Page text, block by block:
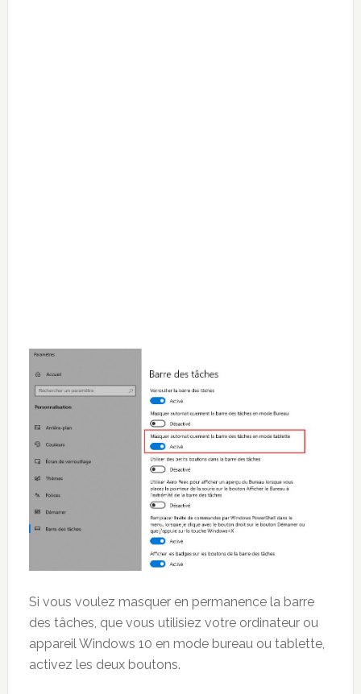
Si vous voulez masquer en permanence la barre
des tâches, que vous utilisiez votre ordinateur ou
appareil Windows 10 en mode bureau ou tablette,
activez les deux boutons.